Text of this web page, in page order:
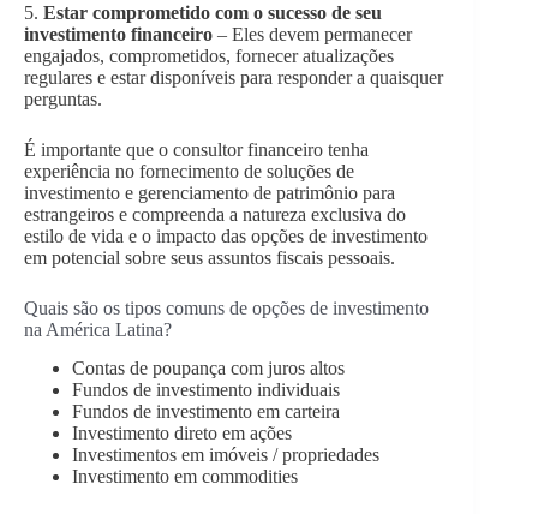
5. Estar comprometido com o sucesso de seu
investimento financeiro – Eles devem permanecer
engajados, comprometidos, fornecer atualizações
regulares e estar disponíveis para responder a quaisquer
perguntas.
É importante que o consultor financeiro tenha
experiência no fornecimento de soluções de
investimento e gerenciamento de patrimônio para
estrangeiros e compreenda a natureza exclusiva do
estilo de vida e o impacto das opções de investimento
em potencial sobre seus assuntos fiscais pessoais.
Quais são os tipos comuns de opções de investimento
na América Latina?
Contas de poupança com juros altos
Fundos de investimento individuais
Fundos de investimento em carteira
Investimento direto em ações
Investimentos em imóveis / propriedades
Investimento em commodities